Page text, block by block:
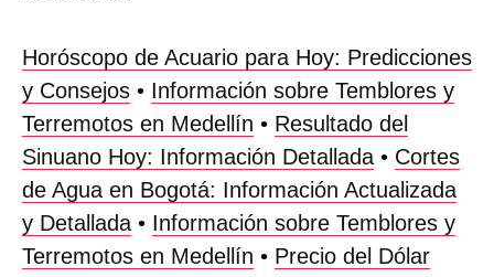
Horóscopo de Acuario para Hoy: Predicciones
y Consejos • Información sobre Temblores y
Terremotos en Medellín • Resultado del
Sinuano Hoy: Información Detallada • Cortes
de Agua en Bogotá: Información Actualizada
y Detallada • Información sobre Temblores y
Terremotos en Medellín • Precio del Dólar